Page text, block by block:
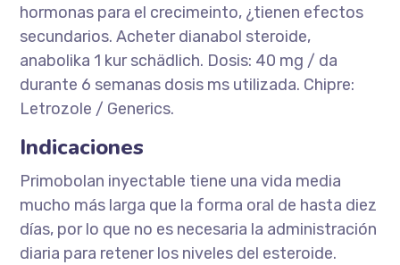
hormonas para el crecimeinto, ¿tienen efectos
secundarios. Acheter dianabol steroide,
anabolika 1 kur schädlich. Dosis: 40 mg / da
durante 6 semanas dosis ms utilizada. Chipre:
Letrozole / Generics.
Indicaciones
Primobolan inyectable tiene una vida media
mucho más larga que la forma oral de hasta diez
días, por lo que no es necesaria la administración
diaria para retener los niveles del esteroide.